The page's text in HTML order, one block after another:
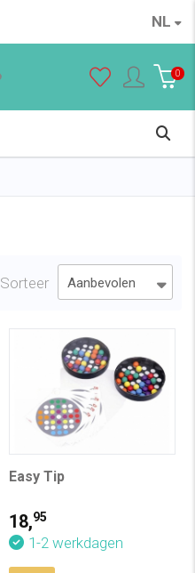
NL
0
Sorteer
Easy Tip
18,95
1-2 werkdagen